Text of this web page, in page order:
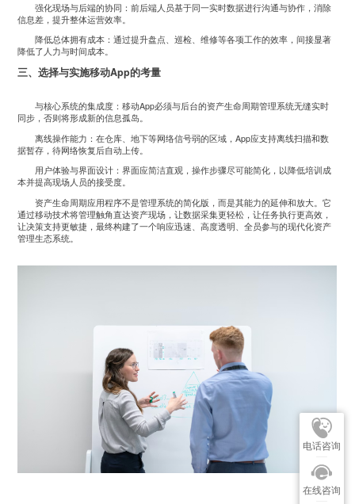
强化现场与后端的协同：前后端人员基于同一实时数据进行沟通与协作，消除
信息差，提升整体运营效率。
降低总体拥有成本：通过提升盘点、巡检、维修等各项工作的效率，间接显著
降低了人力与时间成本。
三、选择与实施移动App的考量
与核心系统的集成度：移动App必须与后台的资产生命周期管理系统无缝实时
同步，否则将形成新的信息孤岛。
离线操作能力：在仓库、地下等网络信号弱的区域，App应支持离线扫描和数
据暂存，待网络恢复后自动上传。
用户体验与界面设计：界面应简洁直观，操作步骤尽可能简化，以降低培训成
本并提高现场人员的接受度。
资产生命周期应用程序不是管理系统的简化版，而是其能力的延伸和放大。它
通过移动技术将管理触角直达资产现场，让数据采集更轻松，让任务执行更高效，
让决策支持更敏捷，最终构建了一个响应迅速、高度透明、全员参与的现代化资产
管理生态系统。
电话咨询
在线咨询